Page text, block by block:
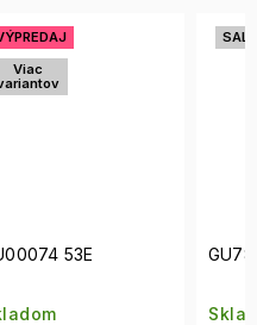
SALECODE:SUN10:10:%
GU7862 74E
Skladom